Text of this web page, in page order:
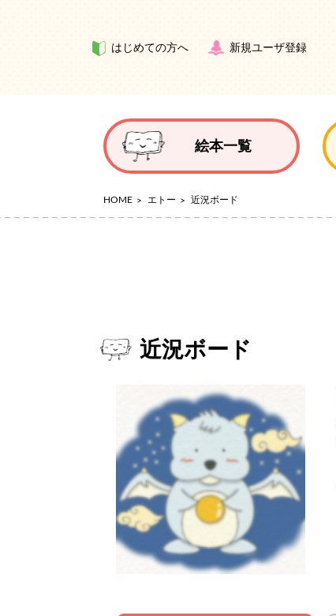
はじめての方へ 新規ユーザ登録
絵本一覧
HOME エトー 近況ボード
近況ボード